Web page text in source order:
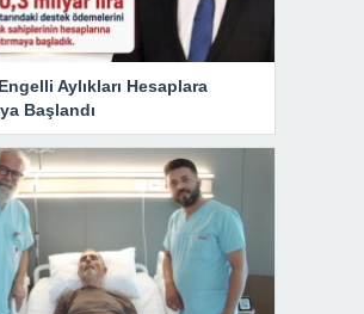
Aylıkları Hesaplara
Başlandı